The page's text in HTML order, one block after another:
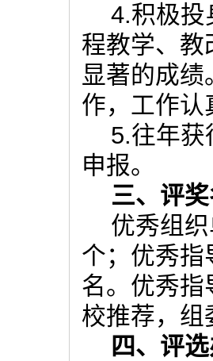
4.积极投
程教学、教
显著的成绩
作，工作认
5.往年获
申报。
三、评
优秀组
个；优秀指
名。优秀指
校推荐，组
四、评